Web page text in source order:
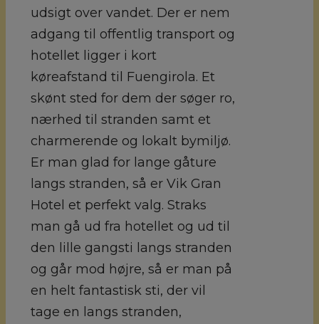
udsigt over vandet. Der er nem
adgang til offentlig transport og
hotellet ligger i kort
køreafstand til Fuengirola. Et
skønt sted for dem der søger ro,
nærhed til stranden samt et
charmerende og lokalt bymiljø.
Er man glad for lange gåture
langs stranden, så er Vik Gran
Hotel et perfekt valg. Straks
man gå ud fra hotellet og ud til
den lille gangsti langs stranden
og går mod højre, så er man på
en helt fantastisk sti, der vil
tage en langs stranden,